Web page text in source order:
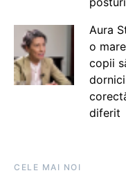
Aura
o
copii
diferit
CELE MAI NOI